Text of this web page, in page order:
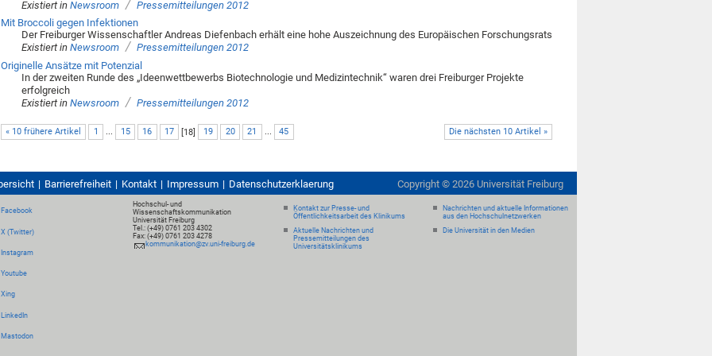
Existiert in Newsroom / Pressemitteilungen 2012
Mit Broccoli gegen Infektionen
Der Freiburger Wissenschaftler Andreas Diefenbach erhält eine hohe Auszeichnung des Europäischen Forschungsrats
Existiert in Newsroom / Pressemitteilungen 2012
Originelle Ansätze mit Potenzial
In der zweiten Runde des „Ideenwettbewerbs Biotechnologie und Medizintechnik“ waren drei Freiburger Projekte
erfolgreich
Existiert in Newsroom / Pressemitteilungen 2012
« 10 frühere Artikel Die nächsten 10 Artikel »
1 ... 15 16 17 [18] 19 20 21 ... 45
Barrierefreiheit Kontakt Impressum Datenschutzerklaerung Copyright © 2026 Universität Freiburg
Facebook
X (Twitter)
Instagram
Youtube
Xing
LinkedIn
Mastodon
Hochschul- und
Wissenschaftskommunikation
Universität Freiburg
Tel.: (+49) 0761 203 4302
Fax: (+49) 0761 203 4278
kommunikation@zv.uni-freiburg.de
Kontakt zur Presse- und
Öffentlichkeitsarbeit des Klinikums
Aktuelle Nachrichten und
Pressemitteilungen des
Universitätsklinikums
Nachrichten und aktuelle Informationen
aus den Hochschulnetzwerken
Die Universität in den Medien